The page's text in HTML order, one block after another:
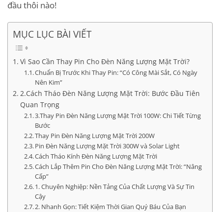
đầu thôi nào!
MỤC LỤC BÀI VIẾT
Vì Sao Cần Thay Pin Cho Đèn Năng Lượng Mặt Trời?
Chuẩn Bị Trước Khi Thay Pin: “Có Công Mài Sắt, Có Ngày
Nên Kim”
2.Cách Tháo Đèn Năng Lượng Mặt Trời: Bước Đầu Tiên
Quan Trọng
3.Thay Pin Đèn Năng Lượng Mặt Trời 100W: Chi Tiết Từng
Bước
Thay Pin Đèn Năng Lượng Mặt Trời 200W
Pin Đèn Năng Lượng Mặt Trời 300W và Solar Light
Cách Tháo Kính Đèn Năng Lượng Mặt Trời
Cách Lắp Thêm Pin Cho Đèn Năng Lượng Mặt Trời: “Nâng
Cấp”
1. Chuyên Nghiệp: Nền Tảng Của Chất Lượng Và Sự Tin
Cậy
2. Nhanh Gọn: Tiết Kiệm Thời Gian Quý Báu Của Bạn